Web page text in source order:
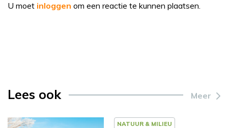
U moet inloggen om een reactie te kunnen plaatsen.
Lees ook Meer
NATUUR & MILIEU